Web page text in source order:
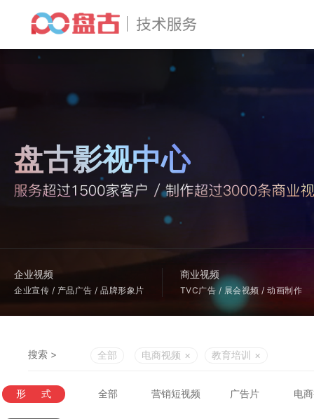
盘古影视中心
企业视频
企业宣传 / 产品广告 / 品牌形象片
商业视频
TVC广告 / 展会视频 / 动画制作
搜索 > 全部 电商视频 × 教育培训 ×
形式 全部 营销短视频 广告片 电